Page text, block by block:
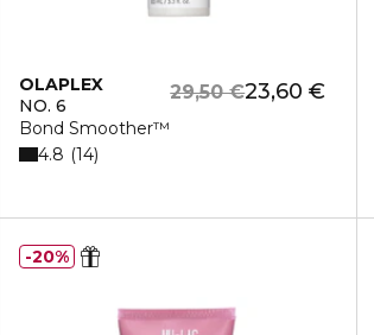
OLAPLEX
NO. 6
Bond Smoother™
23,60 €
29,50 €
4.8 14
20%